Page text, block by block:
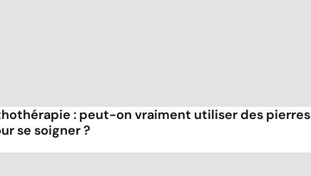
: peut-on vraiment utiliser des pierres
se soigner ?